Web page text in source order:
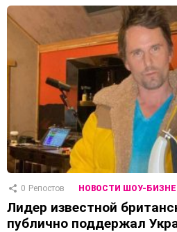
0 Репостов НОВОСТИ ШОУ-
Лидер известной
публично поддержал